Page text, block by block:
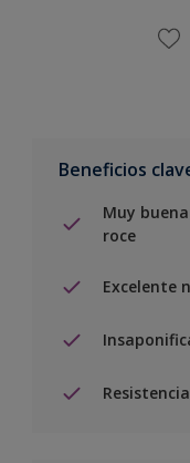
Beneficios
Muy
roce
Excelente